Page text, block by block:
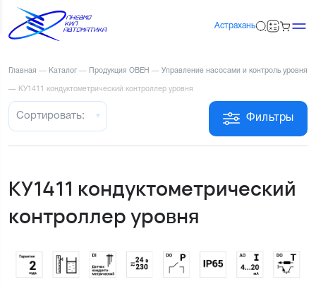
Астрахань
Главная — Каталог — Продукция ОВЕН — Управление насосами и контроль уровня
— КУ1411 кондуктометрический контроллер уровня
Фильтры
Сортировать:
КУ1411 кондуктометрический
контроллер уровня